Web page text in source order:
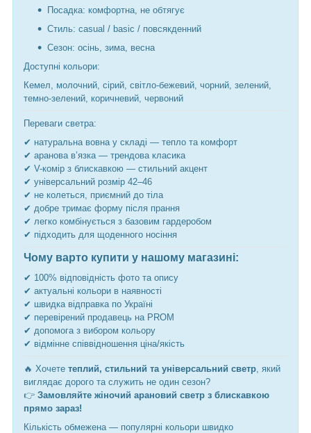
Посадка: комфортна, не обтягує
Стиль: casual / basic / повсякденний
Сезон: осінь, зима, весна
Доступні кольори:
Кемел, молочний, сірий, світло-бежевий, чорний, зелений,
темно-зелений, коричневий, червоний
Переваги светра:
✔ натуральна вовна у складі — тепло та комфорт
✔ аранова в’язка — трендова класика
✔ V-комір з блискавкою — стильний акцент
✔ універсальний розмір 42–46
✔ не колеться, приємний до тіла
✔ добре тримає форму після прання
✔ легко комбінується з базовим гардеробом
✔ підходить для щоденного носіння
Чому варто купити у нашому магазині:
✔ 100% відповідність фото та опису
✔ актуальні кольори в наявності
✔ швидка відправка по Україні
✔ перевірений продавець на PROM
✔ допомога з вибором кольору
✔ відмінне співвідношення ціна/якість
🔥 Хочете теплий, стильний та універсальний светр, який
виглядає дорого та служить не один сезон?
👉 Замовляйте жіночий арановий светр з блискавкою
прямо зараз!
Кількість обмежена — популярні кольори швидко